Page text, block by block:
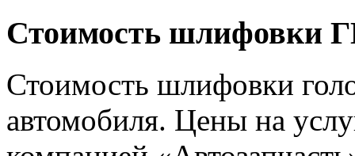
Стоимость шлифовки
Стоимость шлифовки
автомобиля. Цены на